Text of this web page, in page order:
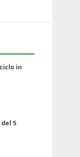
in
5